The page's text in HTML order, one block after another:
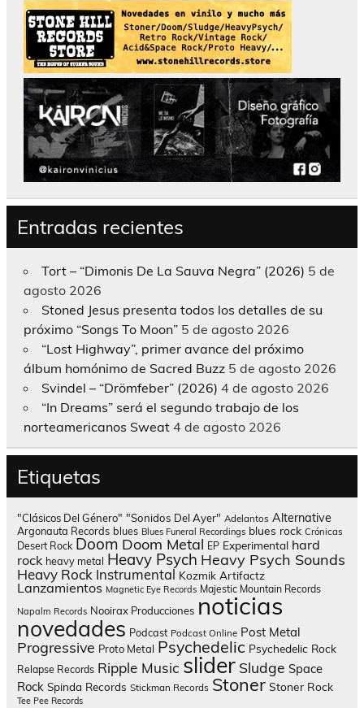
Entradas recientes
Tort – “Dimonis De La Sauva Negra” (2026) 5 de
agosto 2026
Stoned Jesus presenta todos los detalles de su
próximo “Songs To Moon” 5 de agosto 2026
“Lost Highway”, primer avance del próximo
álbum homónimo de Sacred Buzz 5 de agosto 2026
Svindel – “Drömfeber” (2026) 4 de agosto 2026
“In Dreams” será el segundo trabajo de los
norteamericanos Sweat 4 de agosto 2026
Etiquetas
"Clásicos Del Género" "Sonidos Del Ayer" Adelantos Alternative
Argonauta Records blues Blues Funeral Recordings blues rock Crónicas
Desert Rock Doom Doom Metal EP Experimental hard
rock heavy metal Heavy Psych Heavy Psych Sounds
Heavy Rock Instrumental Kozmik Artifactz
Lanzamientos Magnetic Eye Records Majestic Mountain Records
Napalm Records Nooirax Producciones noticias
novedades Podcast Podcast Online Post Metal
Progressive Proto Metal Psychedelic Psychedelic Rock
Relapse Records Ripple Music slider Sludge Space
Rock Spinda Records Stickman Records Stoner Stoner Rock
Tee Pee Records